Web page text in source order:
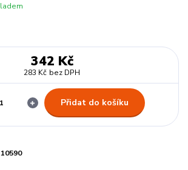
342 Kč
283 Kč bez DPH
Přidat do košíku